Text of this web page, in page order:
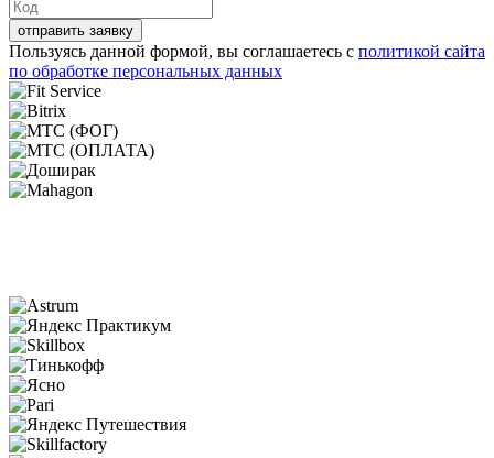
отправить заявку
Пользуясь данной формой, вы соглашаетесь с политикой сайта
по обработке персональных данных